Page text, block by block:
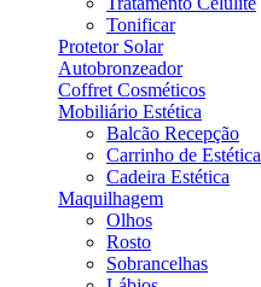
Tonificar
Protetor Solar
Autobronzeador
Coffret Cosméticos
Mobiliário Estética
Balcão Recepção
Carrinho de Estética
Cadeira Estética
Maquilhagem
Olhos
Rosto
Sobrancelhas